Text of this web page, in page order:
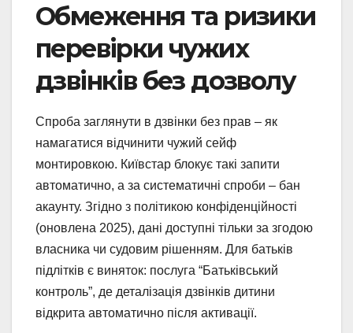
Обмеження та ризики
перевірки чужих
дзвінків без дозволу
Спроба заглянути в дзвінки без прав – як
намагатися відчинити чужий сейф
монтировкою. Київстар блокує такі запити
автоматично, а за систематичні спроби – бан
акаунту. Згідно з політикою конфіденційності
(оновлена 2025), дані доступні тільки за згодою
власника чи судовим рішенням. Для батьків
підлітків є виняток: послуга “Батьківський
контроль”, де деталізація дзвінків дитини
відкрита автоматично після активації.